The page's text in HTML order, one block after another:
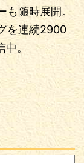
も随時展開。
を連続2900
。